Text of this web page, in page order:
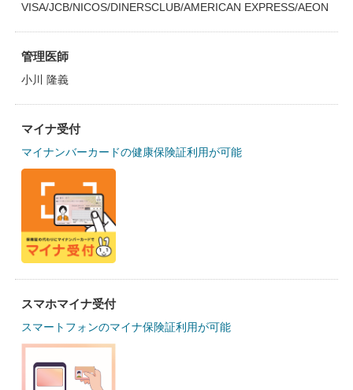
VISA/JCB/NICOS/DINERSCLUB/AMERICAN EXPRESS/AEON
管理医師
小川 隆義
マイナ受付
マイナンバーカードの健康保険証利用が可能
スマホマイナ受付
スマートフォンのマイナ保険証利用が可能